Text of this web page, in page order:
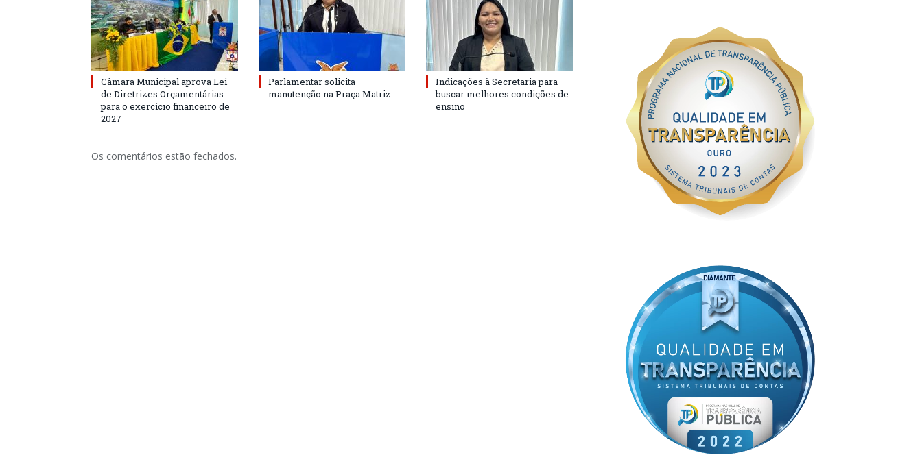
Câmara Municipal aprova Lei
de Diretrizes Orçamentárias
para o exercício financeiro de
2027
Parlamentar solicita
manutenção na Praça Matriz
Indicações à Secretaria para
buscar melhores condições de
ensino
Os comentários estão fechados.